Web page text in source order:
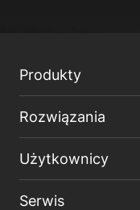
Produkty
Rozwiązania
Użytkownicy
Serwis